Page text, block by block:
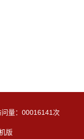
量： 00016141 次
版